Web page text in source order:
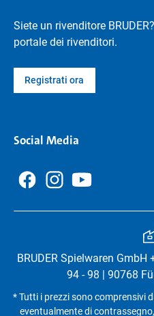
Siete un rivenditore
portale dei rivenditori.
Registrati ora
Social Media
BRUDER Spielwaren GmbH
94 - 98 | 90768
* Tutti i prezzi sono comprensivi
eventualmente di